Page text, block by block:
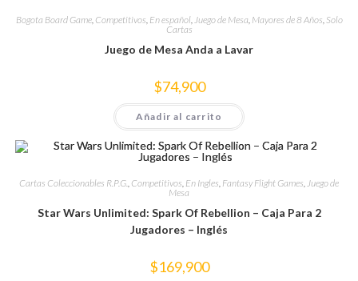
Bogota Board Game, Competitivos En español, Juego de Mesa Mayores de 8 Años Solo
Cartas
Juego de Mesa Anda a Lavar
$74,900
Añadir al carrito
Cartas Coleccionables R.P.G., Competitivos, En Ingles, Fantasy Flight Games,Juego de
Mesa
Star Wars Unlimited: Spark Of Rebellion – Caja Para 2
Jugadores – Inglés
$169,900